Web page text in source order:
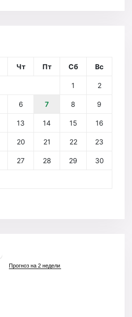
Чт Пт Сб Вс
1 2
6 7 8 9
13 14 15 16
20 21 22 23
27 28 29 30